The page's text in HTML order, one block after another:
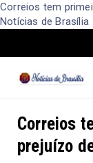
Correios tem
Notícias de Brasília
Correios
prejuízo